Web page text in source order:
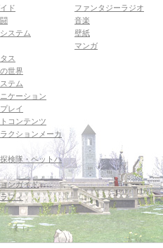
ド
ステム
ス
世界
テム
ケーション
レイ
コンテンツ
クションメーカ
検隊・ペットハ
ンガイド
フィ
ファンタジーラジオ
音楽
壁紙
マンガ